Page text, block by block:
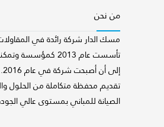
من نحن
مسك الدار شركة رائدة في
تأسست عام 2013
تقديم محفظة متكاملة من الحلول
الصيانة للمباني بمستوى عالي